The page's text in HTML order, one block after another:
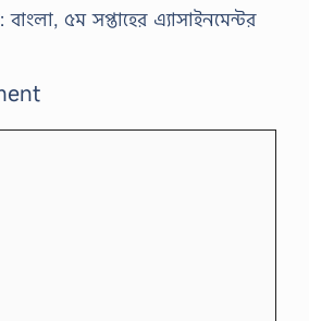
বাংলা, ৫ম সপ্তাহের এ্যাসাইনমেন্টর